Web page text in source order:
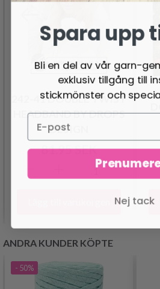
242-41 DOUBLE TWIST
HEADBAND BY DROPS
DESIGN
81.95 SEK
ANDRA KUNDER KÖPTE
- 50%
Spara upp
Bli en del av vår garn-
exklusiv tillgång till
stickmönster och
Nej tack